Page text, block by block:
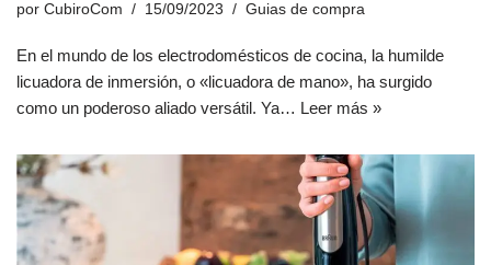
por CubiroCom 15/09/2023 Guias de compra
En el mundo de los electrodomésticos de cocina, la humilde
licuadora de inmersión, o «licuadora de mano», ha surgido
como un poderoso aliado versátil. Ya… Leer más »